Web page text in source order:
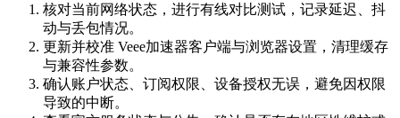
核对当前网络状态，进行有线对比测试，记录延迟、抖
动与丢包情况。
更新并校准 Veee加速器客户端与浏览器设置，清理缓存
与兼容性参数。
确认账户状态、订阅权限、设备授权无误，避免因权限
导致的中断。